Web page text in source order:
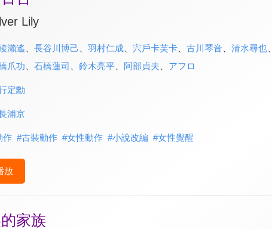
Lily
瀨遙 長谷川博己 羽村仁成、 宍戶卡芙卡、 古川琴音、 清水尋也、
爪功
石橋蓮司 鈴木亮平、 阿部貞夫 アフロ
定勳
浦京
作 #古裝動作 #女性動作 #小說改編 #女性覺醒
放
家族